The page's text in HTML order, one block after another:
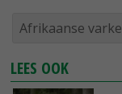
Afrikaanse
LEES OOK